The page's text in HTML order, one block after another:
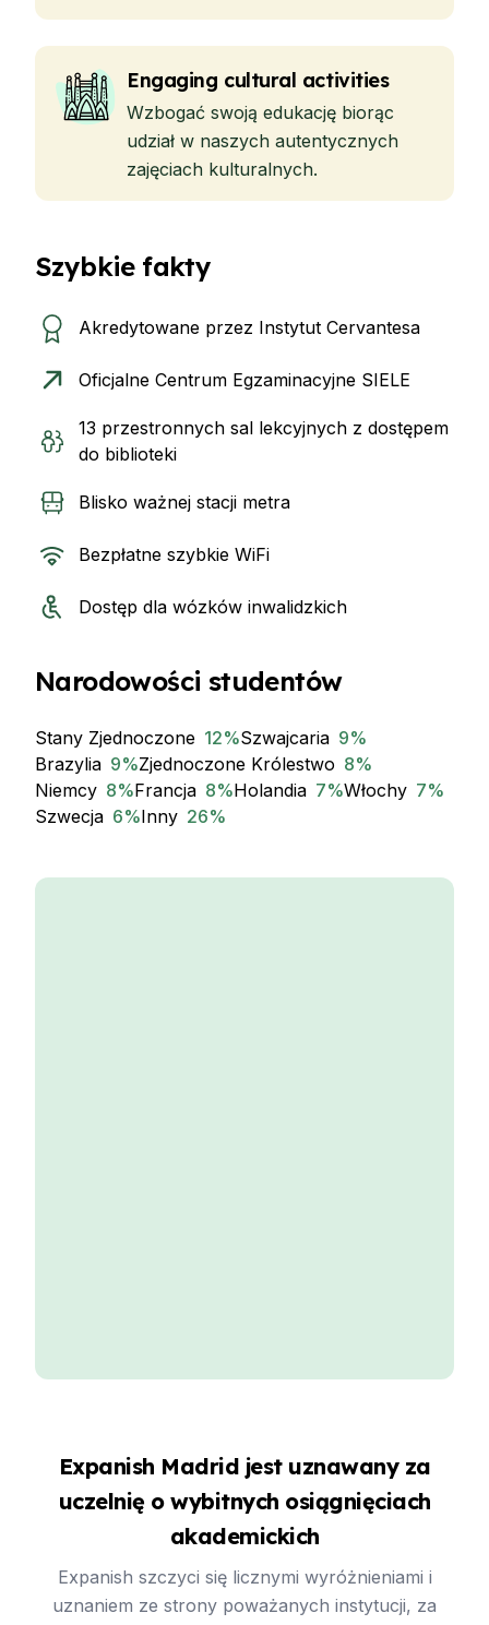
Engaging cultural activities
Wzbogać swoją edukację biorąc
udział w naszych autentycznych
zajęciach kulturalnych.
Szybkie fakty
Akredytowane przez Instytut Cervantesa
Oficjalne Centrum Egzaminacyjne SIELE
13 przestronnych sal lekcyjnych z dostępem
do biblioteki
Blisko ważnej stacji metra
Bezpłatne szybkie WiFi
Dostęp dla wózków inwalidzkich
Narodowości studentów
Stany Zjednoczone 12%Szwajcaria 9%
Brazylia 9%Zjednoczone Królestwo 8%
Niemcy 8%Francja 8%Holandia 7%Włochy 7%
Szwecja 6%Inny 26%
Expanish Madrid jest uznawany za
uczelnię o wybitnych osiągnięciach
akademickich
Expanish szczyci się licznymi wyróżnieniami i
uznaniem ze strony poważanych instytucji, za